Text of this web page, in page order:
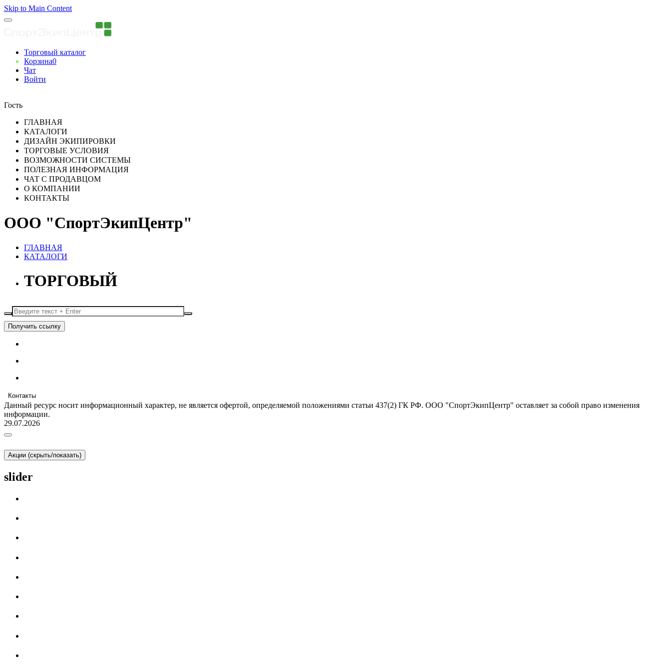
Skip to Main Content
Торговый каталог
Корзина0
Чат
Войти
Гость
ГЛАВНАЯ
КАТАЛОГИ
ДИЗАЙН ЭКИПИРОВКИ
ТОРГОВЫЕ УСЛОВИЯ
ВОЗМОЖНОСТИ СИСТЕМЫ
ПОЛЕЗНАЯ ИНФОРМАЦИЯ
ЧАТ С ПРОДАВЦОМ
О КОМПАНИИ
КОНТАКТЫ
ООО "СпортЭкипЦентр"
ГЛАВНАЯ
КАТАЛОГИ
ТОРГОВЫЙ
Получить ссылку
Контакты
Данный ресурс носит информационный характер, не является офертой, определяемой положениями статьи 437(2) ГК РФ. ООО "СпортЭкипЦентр" оставляет за собой право изменения
информации.
29.07.2026
Акции (скрыть/показать)
slider